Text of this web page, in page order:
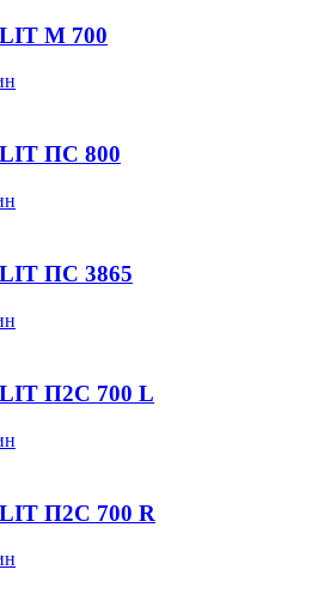
М 700
ПС 800
ПС 3865
П2С 700 L
П2С 700 R